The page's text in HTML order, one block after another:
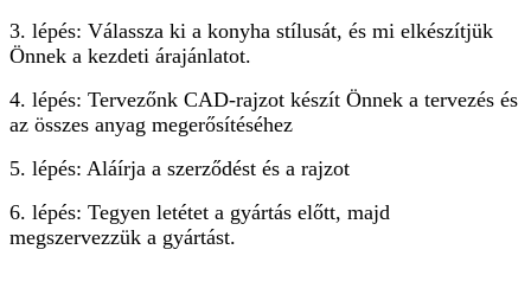
3. lépés: Válassza ki a konyha stílusát, és mi elkészítjük
Önnek a kezdeti árajánlatot.
4. lépés: Tervezőnk CAD-rajzot készít Önnek a tervezés és
az összes anyag megerősítéséhez
5. lépés: Aláírja a szerződést és a rajzot
6. lépés: Tegyen letétet a gyártás előtt, majd
megszervezzük a gyártást.